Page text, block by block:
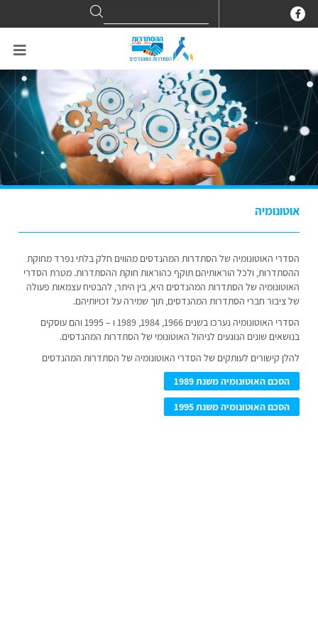
for:
Search
אוטונומיה
הסדרי האוטונומיה של הסתדרות המהנדסים מהווים חלק בלתי נפרד מחוקת
ההסתדרות, ולכל הוראותיהם תוקף כהוראות חוקת ההסתדרות. מטרת הסדרי
האוטונומיה של הסתדרות המהנדסים היא, בין היתר, להבטיח עצמאות פעולה
של ציבור חברי הסתדרות המהנדסים, תוך שמירה על זכויותיהם.
הסדרי האוטונומיה נערכו בשנים 1966, 1984, 1989 ו – 1995 והם עוסקים
בנושאים שונים הנוגעים לניהול האוטונומי של הסתדרות המהנדסים.
להלן קישורים לעותקים של הסדרי האוטונומיה של הסתדרות המהנדסים
הסכם האוטונומיה משנת 1989
הסכם האוטונומיה משנת 1995